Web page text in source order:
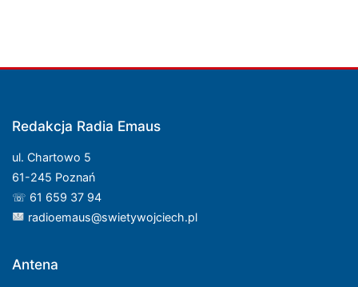
Redakcja Radia Emaus
ul. Chartowo 5
61-245 Poznań
☏ 61 659 37 94
radioemaus@swietywojciech.pl
Antena